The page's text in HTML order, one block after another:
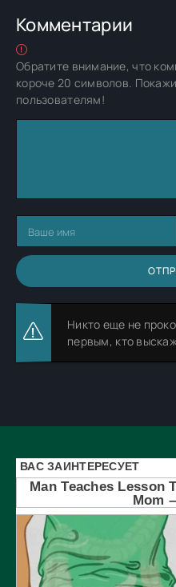
Комментарии
Обратите внимание, что
короче 20 символов.
пользователям!
Никто еще не
первым, кто